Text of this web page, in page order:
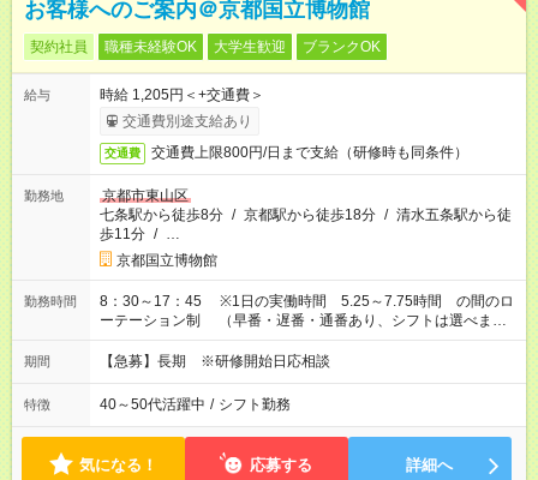
お客様へのご案内＠京都国立博物館
契約社員 職種未経験OK 大学生歓迎 ブランクOK
給与
時給 1,205円＜+交通費＞
交通費別途支給あり
交通費 交通費上限800円/日まで支給（研修時も同条件）
勤務地
京都市東山区
七条駅から徒歩8分 / 京都駅から徒歩18分 / 清水五条駅から徒
歩11分 / …
京都国立博物館
勤務時間
8：30～17：45 ※1日の実働時間 5.25～7.75時間 の間のロ
ーテーション制 （早番・遅番・通番あり、シフトは選べませ
ん） ※金の夜間開館の場合は、20：15までのご勤務をお願い
する事がございます。
期間 【急募】長期 ※研修開始日応相談
特徴 40～50代活躍中 / シフト勤務
気になる！ 応募する 詳細へ